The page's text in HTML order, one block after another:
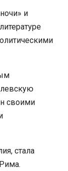
и
своими
стала